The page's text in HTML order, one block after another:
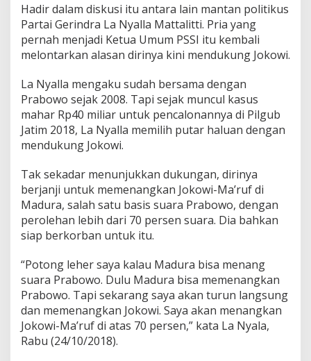
Hadir dalam diskusi itu antara lain mantan politikus
Partai Gerindra La Nyalla Mattalitti. Pria yang
pernah menjadi Ketua Umum PSSI itu kembali
melontarkan alasan dirinya kini mendukung Jokowi.
La Nyalla mengaku sudah bersama dengan
Prabowo sejak 2008. Tapi sejak muncul kasus
mahar Rp40 miliar untuk pencalonannya di Pilgub
Jatim 2018, La Nyalla memilih putar haluan dengan
mendukung Jokowi.
Tak sekadar menunjukkan dukungan, dirinya
berjanji untuk memenangkan Jokowi-Ma’ruf di
Madura, salah satu basis suara Prabowo, dengan
perolehan lebih dari 70 persen suara. Dia bahkan
siap berkorban untuk itu.
“Potong leher saya kalau Madura bisa menang
suara Prabowo. Dulu Madura bisa memenangkan
Prabowo. Tapi sekarang saya akan turun langsung
dan memenangkan Jokowi. Saya akan menangkan
Jokowi-Ma’ruf di atas 70 persen,” kata La Nyala,
Rabu (24/10/2018).